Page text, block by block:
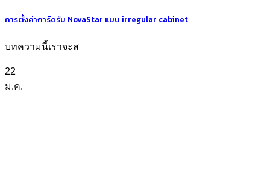
การตั้งค่าการ์ดรับ NovaStar แบบ irregular cabinet
บทความนี้เราจะส
22
ม.ค.